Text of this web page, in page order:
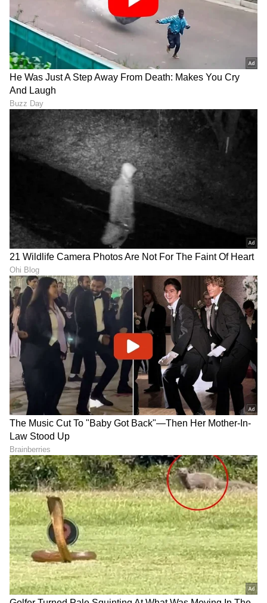
Nandamuri Balakrishna
Movie: 112ನೇ ಸಿನಿಮಾ
ಮುಹೂರ್ತದಲ್ಲಿ ನಂದಮೂರಿ
ಬಾಲಕೃಷ್ಣ; ಸಖತ್‌ ಕಾಂಬಿನೇಶನ್‌
ಇದು
ನಾಯಕಿ; ಇದಕ್ಕಾಗಿ ನಟಿ
ಕಂಡುಕೊಂಡ ದಾರಿ ಯಾವುದು
ಗೊತ್ತಾ?
Rajinikanth: ಟ್ರೋಲರ್‌ಗಳ
ಅಸಲೀ ಮುಖ ಬಿಚ್ಚಿಟ್ಟು
ಸೀರಿಯಸ್ಸಾಗಿಯೇ ಟಾಂಗ್ ಕೊಟ್ಟ
'ಡೆಡ್ಲಿ ಡಾಕ್ಟರ್'
ಹುಡ್ಗೀರು 'ನನ್ನ ದೇಹ ನನ್ನ ಆಯ್ಕೆ'
ಅಂದರೆ, ನೋಡುಗರು 'ಅವನ
ಕಣ್ಣು ಅವನ ಆಯ್ಕೆ' ಅಂತಾರೆ!
ಗಾಯಕಿ ಸುನೀತ ಹೇಳಿಕೆ ವೈರಲ್
LATEST VIDEOS
"ರಾಜಕೀಯ ಬೇಡ, ಸಿನಿಮಾನೇ ಪ್ರಾಣ":
ಕನಕೋತ್ಸವದಲ್ಲಿ ರಿಷಬ್ ಶೆಟ್ಟಿ | Rishab
Shetty speech | Suvarna News
ಶೇ.50 ರಿಂದ ಶೇ.18 ಕ್ಕೆ TAX ಇಳಿಕೆ: ಮೋದಿ-
ಟ್ರಂಪ್ ಐತಿಹಾಸಿಕ ಒಪ್ಪಂದ | India US
Trade Deal | Party Rounds